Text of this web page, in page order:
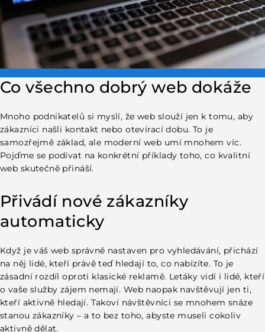
Co všechno dobrý web dokáže
Mnoho podnikatelů si myslí, že web slouží jen k tomu, aby
zákazníci našli kontakt nebo otevírací dobu. To je
samozřejmě základ, ale moderní web umí mnohem víc.
Pojďme se podívat na konkrétní příklady toho, co kvalitní
web skutečně přináší.
Přivádí nové zákazníky
automaticky
Když je váš web správně nastaven pro vyhledávání, přichází
na něj lidé, kteří právě teď hledají to, co nabízíte. To je
zásadní rozdíl oproti klasické reklamě. Letáky vidí i lidé, kteří
o vaše služby zájem nemají. Web naopak navštěvují jen ti,
kteří aktivně hledají. Takoví návštěvníci se mnohem snáze
stanou zákazníky – a to bez toho, abyste museli cokoliv
aktivně dělat.